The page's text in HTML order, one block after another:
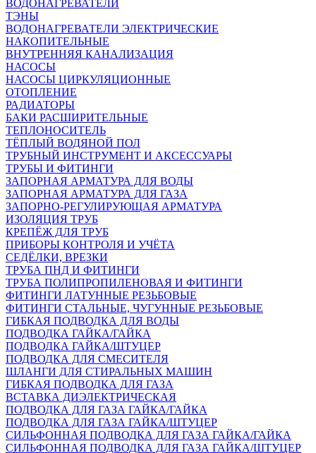
ВОДОНАГРЕВАТЕЛИ
ТЭНЫ
ВОДОНАГРЕВАТЕЛИ ЭЛЕКТРИЧЕСКИЕ
НАКОПИТЕЛЬНЫЕ
ВНУТРЕННЯЯ КАНАЛИЗАЦИЯ
НАСОСЫ
НАСОСЫ ЦИРКУЛЯЦИОННЫЕ
ОТОПЛЕНИЕ
РАДИАТОРЫ
БАКИ РАСШИРИТЕЛЬНЫЕ
ТЕПЛОНОСИТЕЛЬ
ТЁПЛЫЙ ВОДЯНОЙ ПОЛ
ТРУБНЫЙ ИНСТРУМЕНТ И АКСЕССУАРЫ
ТРУБЫ И ФИТИНГИ
ЗАПОРНАЯ АРМАТУРА ДЛЯ ВОДЫ
ЗАПОРНАЯ АРМАТУРА ДЛЯ ГАЗА
ЗАПОРНО-РЕГУЛИРУЮЩАЯ АРМАТУРА
ИЗОЛЯЦИЯ ТРУБ
КРЕПЁЖ ДЛЯ ТРУБ
ПРИБОРЫ КОНТРОЛЯ И УЧЁТА
СЕДЁЛКИ, ВРЕЗКИ
ТРУБА ПНД И ФИТИНГИ
ТРУБА ПОЛИПРОПИЛЕНОВАЯ И ФИТИНГИ
ФИТИНГИ ЛАТУННЫЕ РЕЗЬБОВЫЕ
ФИТИНГИ СТАЛЬНЫЕ, ЧУГУННЫЕ РЕЗЬБОВЫЕ
ГИБКАЯ ПОДВОДКА ДЛЯ ВОДЫ
ПОДВОДКА ГАЙКА/ГАЙКА
ПОДВОДКА ГАЙКА/ШТУЦЕР
ПОДВОДКА ДЛЯ СМЕСИТЕЛЯ
ШЛАНГИ ДЛЯ СТИРАЛЬНЫХ МАШИН
ГИБКАЯ ПОДВОДКА ДЛЯ ГАЗА
ВСТАВКА ДИЭЛЕКТРИЧЕСКАЯ
ПОДВОДКА ДЛЯ ГАЗА ГАЙКА/ГАЙКА
ПОДВОДКА ДЛЯ ГАЗА ГАЙКА/ШТУЦЕР
СИЛЬФОННАЯ ПОДВОДКА ДЛЯ ГАЗА ГАЙКА/ГАЙКА
СИЛЬФОННАЯ ПОДВОДКА ДЛЯ ГАЗА ГАЙКА/ШТУЦЕР